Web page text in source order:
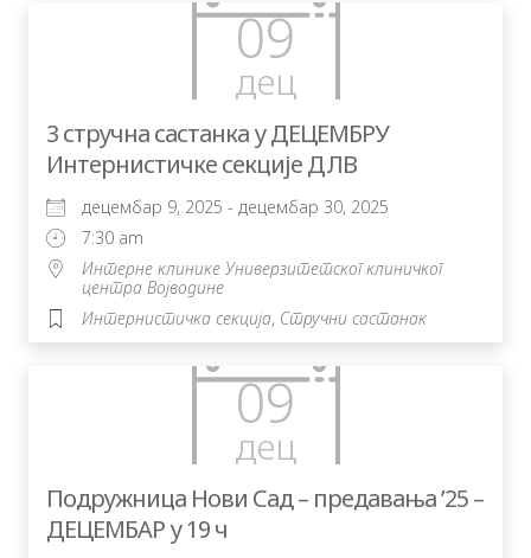
09
дец
3 стручна састанка у ДЕЦЕМБРУ
Интернистичке секције ДЛВ
децембар 9, 2025 - децембар 30, 2025
7:30 am
Интерне клинике Универзитетског клиничког
центра Војводине
Интернистичка секција, Стручни састанак
09
дец
Подружница Нови Сад – предавања ’25 –
ДЕЦЕМБАР у 19 ч